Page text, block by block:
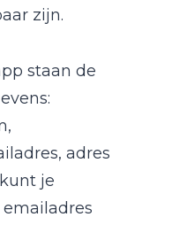
zijn.
staan de
adres
je